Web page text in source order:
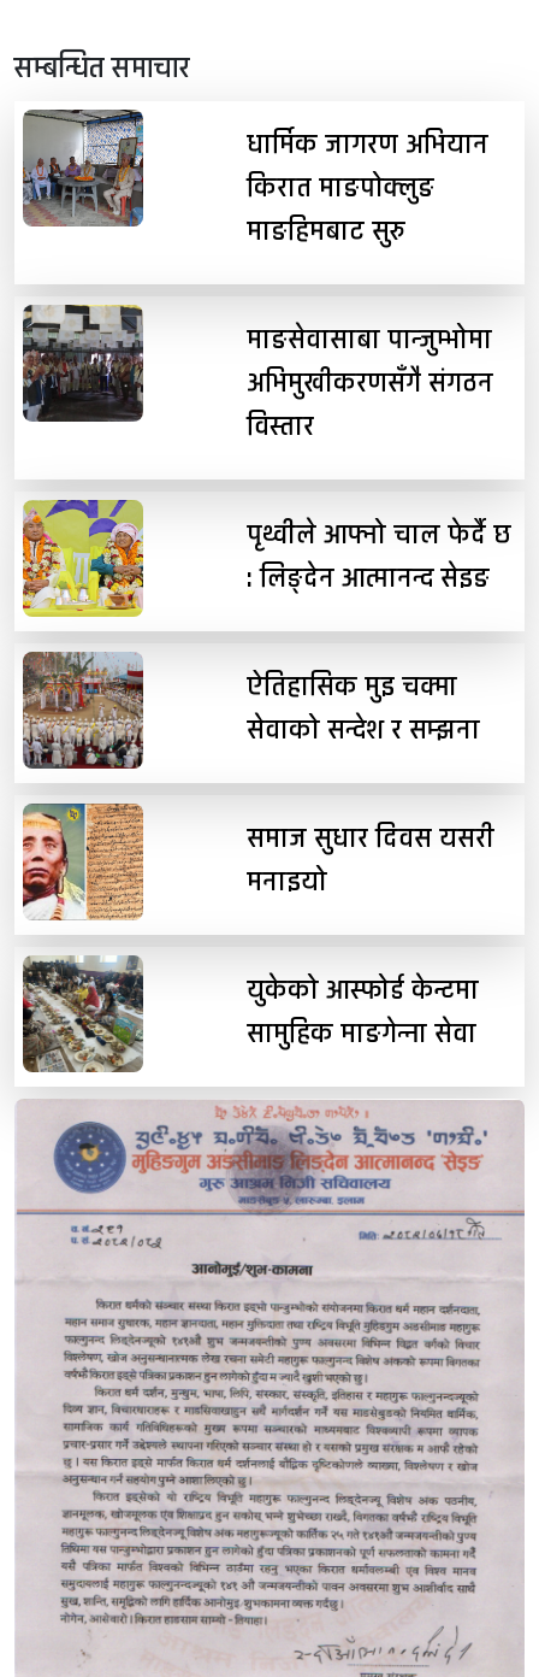
सम्बन्धित समाचार
धार्मिक जागरण अभियान
किरात माङपोक्लुङ
माङहिमबाट सुरु
माङसेवासाबा पान्जुम्भोमा
अभिमुखीकरणसँगै संगठन
विस्तार
पृथ्वीले आफ्नो चाल फेर्दै छ
: लिङ्देन आत्मानन्द सेइङ
ऐतिहासिक मुइ चक्मा
सेवाको सन्देश र सम्झना
समाज सुधार दिवस यसरी
मनाइयो
युकेको आस्फोर्ड केन्टमा
सामुहिक माङगेन्ना सेवा